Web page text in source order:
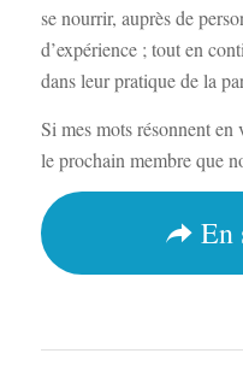
se nourrir, auprès de
d’expérience ; tout en
dans leur pratique de la
Si mes mots résonnent en
le prochain membre que
En